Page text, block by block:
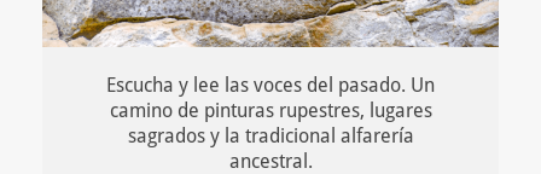
Escucha y lee las voces del pasado. Un
camino de pinturas rupestres, lugares
sagrados y la tradicional alfarería
ancestral.